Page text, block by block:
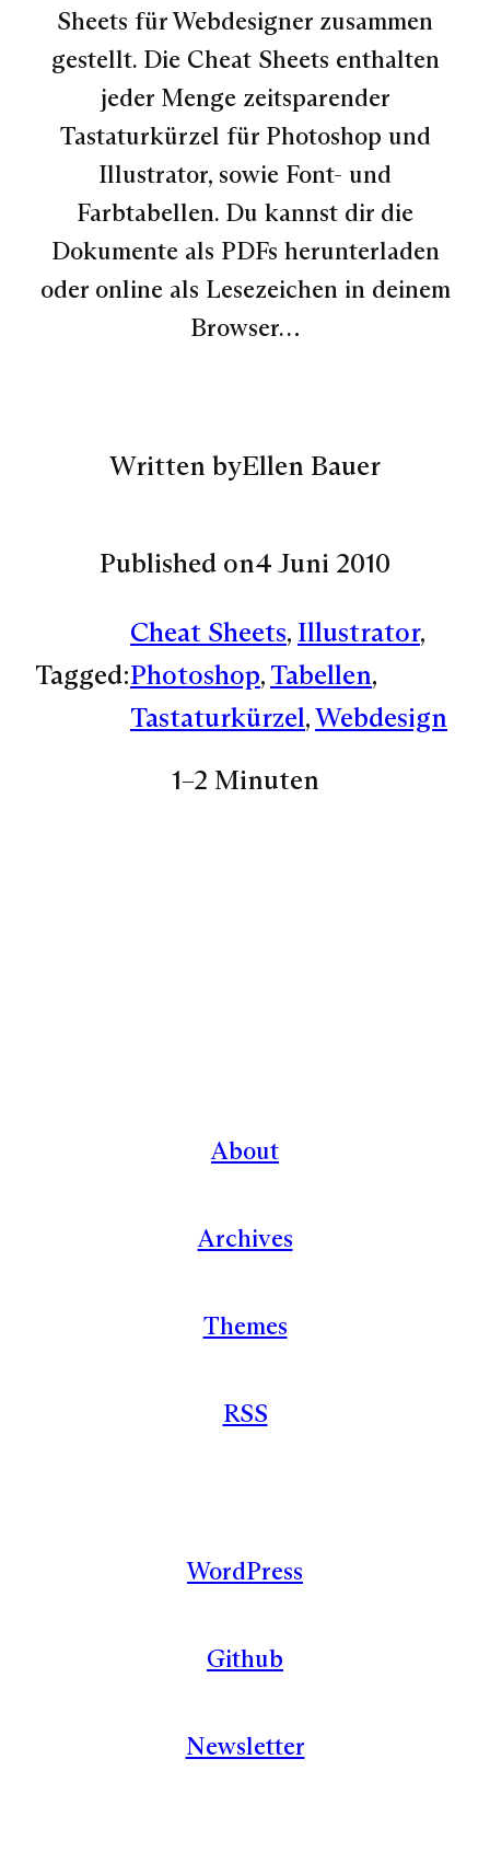
Sheets für Webdesigner zusammen
gestellt. Die Cheat Sheets enthalten
jeder Menge zeitsparender
Tastaturkürzel für Photoshop und
Illustrator, sowie Font- und
Farbtabellen. Du kannst dir die
Dokumente als PDFs herunterladen
oder online als Lesezeichen in deinem
Browser…
Written byEllen Bauer
Published on4 Juni 2010
Tagged:
Cheat Sheets, Illustrator
Photoshop, Tabellen
Tastaturkürzel, Webdesign
1–2 Minuten
About
Archives
Themes
RSS
WordPress
Github
Newsletter